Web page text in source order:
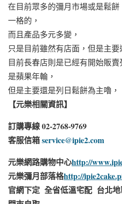
在目前眾多的彌月市場或是鬆
一格的，
而且產品多元多變，
只是目前雖然有店面，但是主要
目前長春店則是已經有開始販
是蘋果年輪，
但是主要還是列日鬆餅為主嚕，
【元樂相關資訊】
訂購專線02-2768-9769
客服信箱service@ipie2.com
元樂網路購物中心http://
元樂彌月部落格http://
官網下定 全省低溫宅配 台北